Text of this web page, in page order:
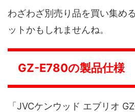
わざわざ別売り品を買い集め
ットかもしれませんね。
GZ-E780の製品仕様
「JVCケンウッド エブリオ